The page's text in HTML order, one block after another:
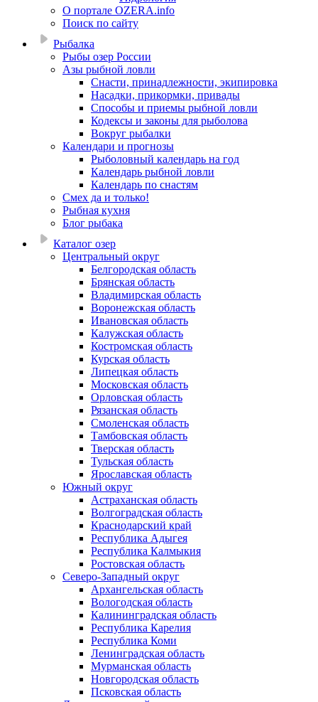
О портале OZERA.info
Поиск по сайту
Рыбалка
Рыбы озер России
Азы рыбной ловли
Снасти, принадлежности, экипировка
Насадки, прикормки, привады
Способы и приемы рыбной ловли
Кодексы и законы для рыболова
Вокруг рыбалки
Календари и прогнозы
Рыболовный календарь на год
Календарь рыбной ловли
Календарь по снастям
Смех да и только!
Рыбная кухня
Блог рыбака
Каталог озер
Центральный округ
Белгородская область
Брянская область
Владимирская область
Воронежская область
Ивановская область
Калужская область
Костромская область
Курская область
Липецкая область
Московская область
Орловская область
Рязанская область
Смоленская область
Тамбовская область
Тверская область
Тульская область
Ярославская область
Южный округ
Астраханская область
Волгоградская область
Краснодарский край
Республика Адыгея
Республика Калмыкия
Ростовская область
Северо-Западный округ
Архангельская область
Вологодская область
Калининградская область
Республика Карелия
Республика Коми
Ленинградская область
Мурманская область
Новгородская область
Псковская область